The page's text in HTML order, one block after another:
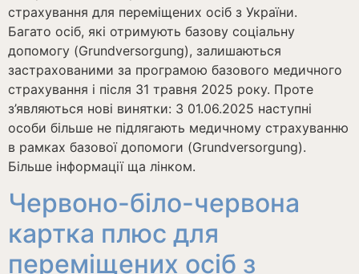
страхування для переміщених осіб з України.
Багато осіб, які отримують базову соціальну
допомогу (Grundversorgung), залишаються
застрахованими за програмою базового медичного
страхування і після 31 травня 2025 року. Проте
з’являються нові винятки: З 01.06.2025 наступні
особи більше не підлягають медичному страхуванню
в рамках базової допомоги (Grundversorgung).
Більше інформації ща лінком.
Червоно-біло-червона
картка плюс для
переміщених осіб з